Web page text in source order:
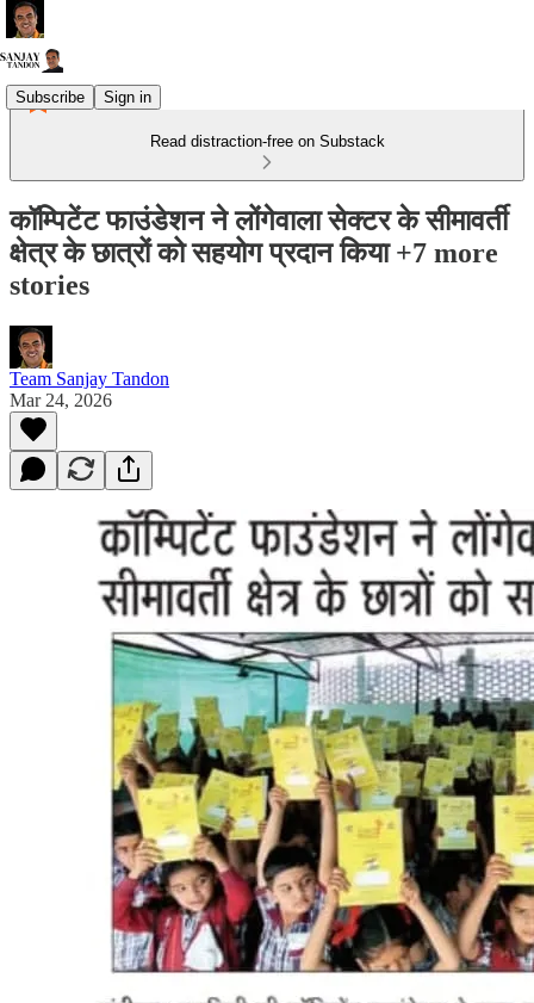
Subscribe Sign in
Read distraction-free on Substack
कॉम्पिटेंट फाउंडेशन ने लोंगेवाला सेक्टर के सीमावर्ती
क्षेत्र के छात्रों को सहयोग प्रदान किया +7 more
stories
Team Sanjay Tandon
Mar 24, 2026